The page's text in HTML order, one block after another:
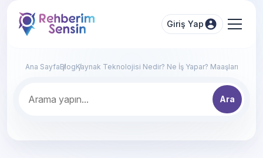
Giriş Yap
Ana SayfaBlogKaynak Teknolojisi Nedir? Ne İş Yapar? Maaşları
Ara